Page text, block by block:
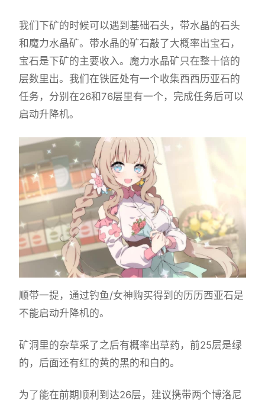
我们下矿的时候可以遇到基础石头，带水晶的石头
和魔力水晶矿。带水晶的矿石敲了大概率出宝石，
宝石是下矿的主要收入。魔力水晶矿只在整十倍的
层数里出。我们在铁匠处有一个收集西西历亚石的
任务，分别在26和76层里有一个，完成任务后可以
启动升降机。
顺带一提，通过钓鱼/女神购买得到的历历西亚石是
不能启动升降机的。
矿洞里的杂草采了之后有概率出草药，前25层是绿
的，后面还有红的黄的黑的和白的。
为了能在前期顺利到达26层，建议携带两个博洛尼